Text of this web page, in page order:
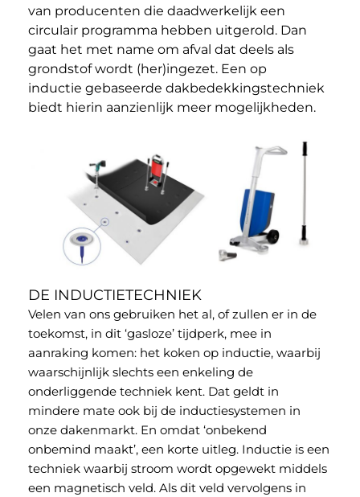
van producenten die daadwerkelijk een
circulair programma hebben uitgerold. Dan
gaat het met name om afval dat deels als
grondstof wordt (her)ingezet. Een op
inductie gebaseerde dakbedekkingstechniek
biedt hierin aanzienlijk meer mogelijkheden.
DE INDUCTIETECHNIEK
Velen van ons gebruiken het al, of zullen er in de
toekomst, in dit ‘gasloze’ tijdperk, mee in
aanraking komen: het koken op inductie, waarbij
waarschijnlijk slechts een enkeling de
onderliggende techniek kent. Dat geldt in
mindere mate ook bij de inductiesystemen in
onze dakenmarkt. En omdat ‘onbekend
onbemind maakt’, een korte uitleg. Inductie is een
techniek waarbij stroom wordt opgewekt middels
een magnetisch veld. Als dit veld vervolgens in